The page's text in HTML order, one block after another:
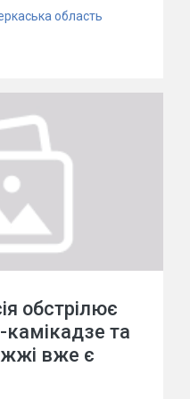
область
обстрілює
та
вже є